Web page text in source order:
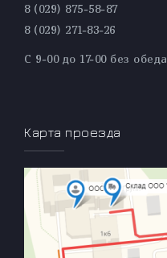
8 (029) 875-58-87
8 (029) 271-83-26
С 9-00 до 17-00 без обеда
Карта проезда